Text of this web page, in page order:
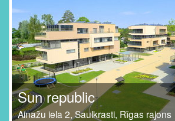
Sun republic
Ainažu iela 2, Saulkrasti, Rīgas rajons